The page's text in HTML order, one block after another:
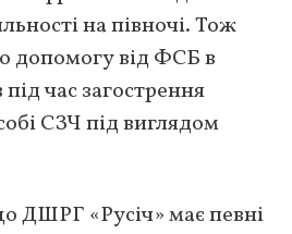
на півночі. Тож
допомогу від ФСБ в
час загострення
СЗЧ під виглядом
ДШРГ «Русіч» має певні